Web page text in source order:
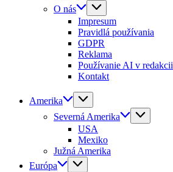
O nás
Impresum
Pravidlá používania
GDPR
Reklama
Používanie AI v redakcii
Kontakt
Amerika
Severná Amerika
USA
Mexiko
Južná Amerika
Európa